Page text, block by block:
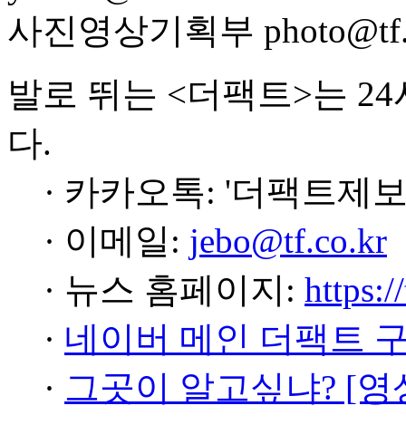
사진영상기획부
발로 뛰는 <더팩트>는
다.
· 카카오톡: '더팩트제
· 이메일: jebo@tf.co.kr
· 뉴스 홈페이지:
· 네이버 메인 더팩트
· 그곳이 알고싶냐? [